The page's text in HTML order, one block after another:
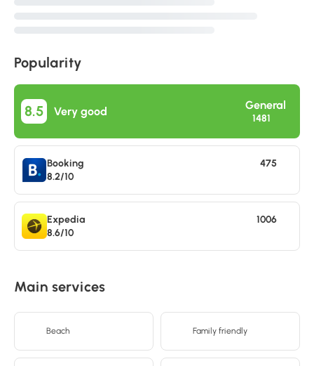
Popularity
8.5 Very good General
1481
Booking
8.2/10
475
Expedia
8.6/10
1006
Main services
Beach Family friendly